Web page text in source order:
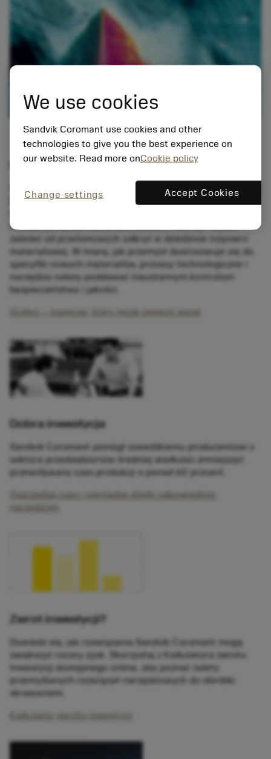
Król materiałów
Wiele palących problemów naukowych, z jakimi mierzy się
ludzkość w dzisiejszych czasach, wynika z ograniczeń
tworzonych przez człowieka zależała i zawsze będzie
zależeć od przełomowych odkryć w dziedzinie inżynierii
materiałowej. W miarę, jak przemysł dostosowuje się do
specyfiki nowych materiałów, procesy technologiczne i
narzędzia należy poddawać nieustannym kontrolom
bezpieczeństwa i jakości.
Grafen – materiał, który może zmienić świat
Dobra inwestycja
Sandvik Coromant pomógł szwedzkiemu producentowi z
sektora przedsiębiorstw średniej wielkości zmniejszyć
przewidywany czas produkcji o ponad 60 procent.
Oszczędzaj czas i pieniądze dzięki odpowiednim
narzędziom
Zwrot inwestycji?
Dowiedz się, jak rozwiązania Sandvik Coromant mogą
zwiększyć roczny zysk. Skorzystaj z Kalkulatora zwrotu
inwestycji dostępnego online, aby poznać zalety
przemyślanych rozwiązań narzędziowych do obróbki
skrawaniem.
Kalkulator zwrotu inwestycji
We use cookies
Sandvik Coromant use cookies and other
technologies to give you the best experience on
our website. Read more onCookie policy
Change settings Accept Cookies